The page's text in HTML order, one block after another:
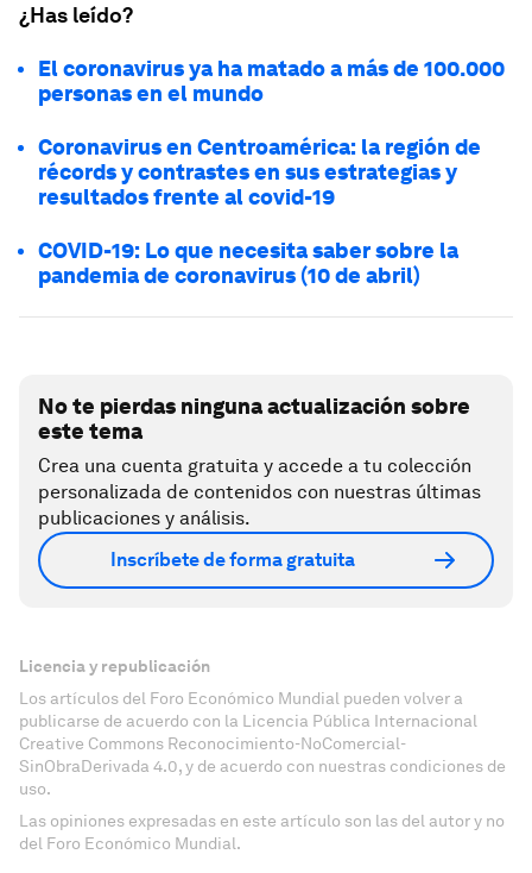
¿Has leído?
El coronavirus ya ha matado a más de 100.000
personas en el mundo
Coronavirus en Centroamérica: la región de
récords y contrastes en sus estrategias y
resultados frente al covid-19
COVID-19: Lo que necesita saber sobre la
pandemia de coronavirus (10 de abril)
No te pierdas ninguna actualización sobre
este tema
Crea una cuenta gratuita y accede a tu colección
personalizada de contenidos con nuestras últimas
publicaciones y análisis.
Inscríbete de forma gratuita
Licencia y republicación
Los artículos del Foro Económico Mundial pueden volver a
publicarse de acuerdo con la Licencia Pública Internacional
Creative Commons Reconocimiento-NoComercial-
SinObraDerivada 4.0, y de acuerdo con nuestras condiciones de
uso.
Las opiniones expresadas en este artículo son las del autor y no
del Foro Económico Mundial.